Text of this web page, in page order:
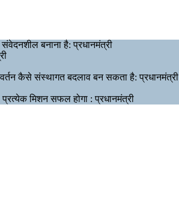
बनाना है: प्रधानमंत्री
कैसे संस्थागत बदलाव बन सकता है: प्रधानमंत्री
मिशन सफल होगा : प्रधानमंत्री